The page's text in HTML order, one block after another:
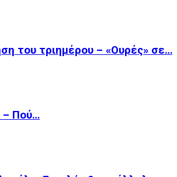
του τριημέρου – «Ουρές» σε…
– Πού…